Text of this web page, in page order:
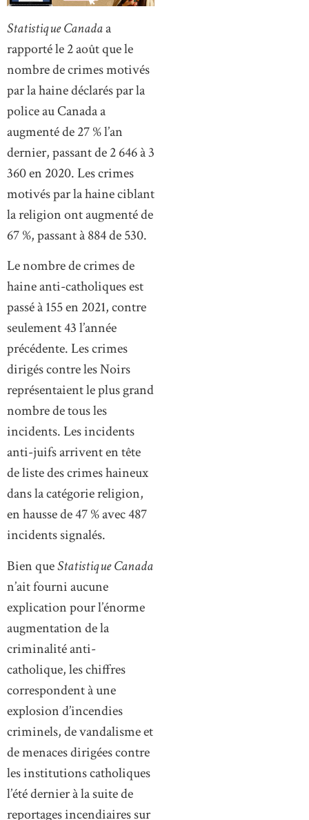
Statistique Canadaa
rapporté le 2 août que le
nombre de crimes motivés
par la haine déclarés par la
police au Canada a
augmenté de 27 % l’an
dernier, passant de 2 646 à 3
360 en 2020. Les crimes
motivés par la haine ciblant
la religion ont augmenté de
67 %, passant à 884 de 530.
Le nombre de crimes de
haine anti-catholiques est
passé à 155 en 2021, contre
seulement 43 l’année
précédente. Les crimes
dirigés contre les Noirs
représentaient le plus grand
nombre de tous les
incidents. Les incidents
anti-juifs arrivent en tête
de liste des crimes haineux
dans la catégorie religion,
en hausse de 47 % avec 487
incidents signalés.
Bien queStatistique Canada
n’ait fourni aucune
explication pour l’énorme
augmentation de la
criminalité anti-
catholique, les chiffres
correspondent à une
explosion d’incendies
criminels, de vandalisme et
de menaces dirigées contre
les institutions catholiques
l’été dernier à la suite de
reportages incendiaires sur